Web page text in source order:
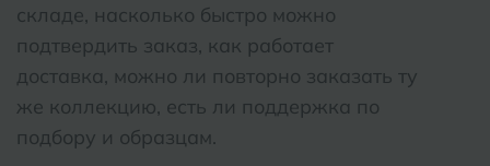
складе, насколько быстро можно
подтвердить заказ, как работает
доставка, можно ли повторно заказать ту
же коллекцию, есть ли поддержка по
подбору и образцам.